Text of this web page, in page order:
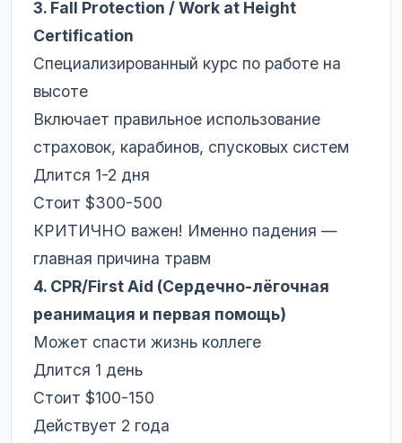
3. Fall Protection / Work at Height
Certification
Специализированный курс по работе на
высоте
Включает правильное использование
страховок, карабинов, спусковых систем
Длится 1-2 дня
Стоит $300-500
КРИТИЧНО важен! Именно падения —
главная причина травм
4. CPR/First Aid (Сердечно-лёгочная
реанимация и первая помощь)
Может спасти жизнь коллеге
Длится 1 день
Стоит $100-150
Действует 2 года